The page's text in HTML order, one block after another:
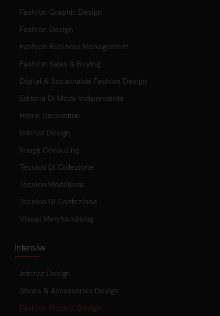
Fashion Graphic Design
Fashion Design
Fashion Business Management
Fashion Sales & Buying
Digital & Sustainable Fashion Design
Editoria Di Moda Indipendente
Home Decoration
Interior Design
Image Consulting
Tecnico Di Collezione
Tecnico Modellista
Tecnico Di Confezione
Visual Merchandising
Intensive
Interior Design
Shoes & Accessories Design
Fashion Product Design